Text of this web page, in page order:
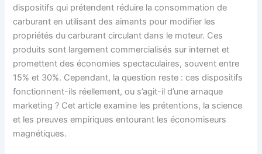
dispositifs qui prétendent réduire la consommation de
carburant en utilisant des aimants pour modifier les
propriétés du carburant circulant dans le moteur. Ces
produits sont largement commercialisés sur internet et
promettent des économies spectaculaires, souvent entre
15% et 30%. Cependant, la question reste : ces dispositifs
fonctionnent-ils réellement, ou s’agit-il d’une arnaque
marketing ? Cet article examine les prétentions, la science
et les preuves empiriques entourant les économiseurs
magnétiques.